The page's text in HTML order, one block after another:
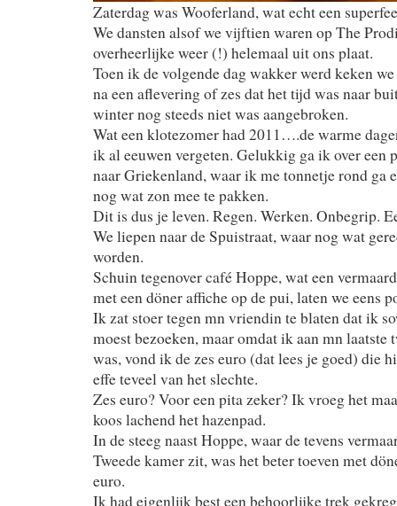
Zaterdag was Wooferland, wat echt een
We dansten alsof we vijftien waren op The
overheerlijke weer (!) helemaal uit ons plaat.
Toen ik de volgende dag wakker werd keken
na een aflevering of zes dat het tijd was naar
winter nog steeds niet was aangebroken.
Wat een klotezomer had 2011….de warme
ik al eeuwen vergeten. Gelukkig ga ik over een
naar Griekenland, waar ik me tonnetje rond ga
nog wat zon mee te pakken.
Dit is dus je leven. Regen. Werken. Onbegrip.
We liepen naar de Spuistraat, waar nog wat
worden.
Schuin tegenover café Hoppe, wat een
met een döner affiche op de pui, laten we eens
Ik zat stoer tegen mn vriendin te blaten dat ik
moest bezoeken, maar omdat ik aan mn
was, vond ik de zes euro (dat lees je goed) die
effe teveel van het slechte.
Zes euro? Voor een pita zeker? Ik vroeg het
koos lachend het hazenpad.
In de steeg naast Hoppe, waar de tevens
Tweede kamer zit, was het beter toeven met
euro.
Ik had eigenlijk best een behoorlijke trek